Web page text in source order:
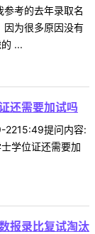
考的去年录取名
因为很多原因没有
...
还需要加试吗
2215:49提问内容:
学位证还需要加
报录比复试淘汰